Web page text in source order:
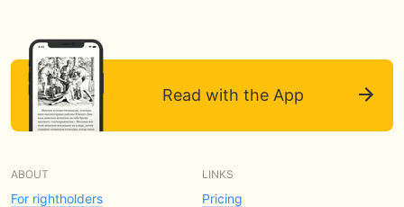
Read with the App
ABOUT
For rightholders
LINKS
Pricing